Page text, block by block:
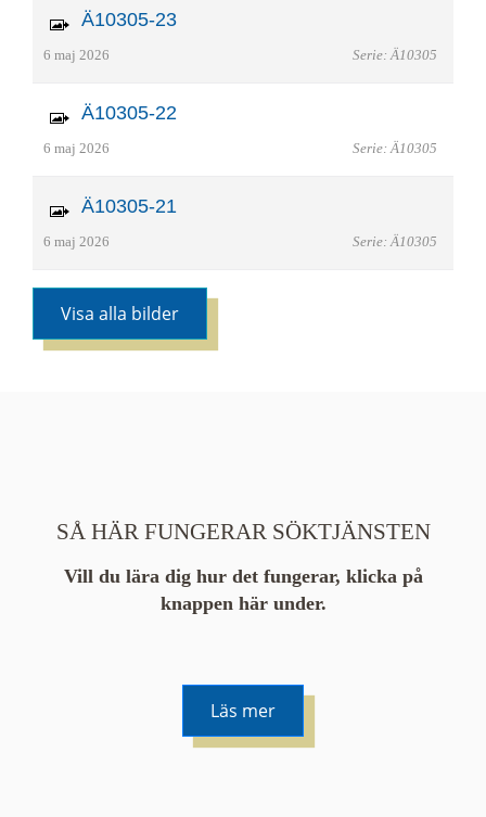
Ä10305-23
6 maj 2026 Serie: Ä10305
Ä10305-22
6 maj 2026 Serie: Ä10305
Ä10305-21
6 maj 2026 Serie: Ä10305
Visa alla bilder
SÅ HÄR FUNGERAR SÖKTJÄNSTEN
Vill du lära dig hur det fungerar, klicka på
knappen här under.
Läs mer